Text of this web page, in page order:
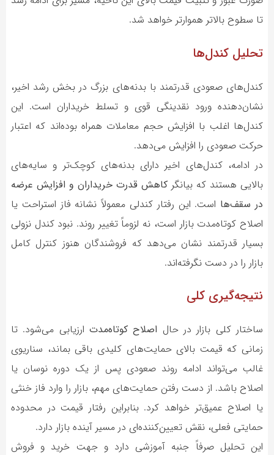
تا سطوح بالاتر هموارتر خواهد شد.
تحلیل کندل‌ها
کندل‌های صعودی قدرتمند با بدنه‌های بزرگ در بخش رشد اخیر،
نشان‌دهنده ورود نقدینگی قوی و تسلط خریداران است. این
کندل‌ها اغلب با افزایش حجم معاملات همراه بوده‌اند که اعتبار
حرکت صعودی را افزایش می‌دهد.
در ادامه، کندل‌های اخیر دارای بدنه‌های کوچک‌تر و سایه‌های
بالایی هستند که بیانگر کاهش قدرت خریداران و افزایش عرضه
در سقف‌ها است. این رفتار کندلی معمولاً نشانه فاز استراحت یا
اصلاح کوتاه‌مدت بازار است، نه لزوماً تغییر روند. نبود کندل نزولی
بسیار قدرتمند نشان می‌دهد که فروشندگان هنوز کنترل کامل
بازار را در دست نگرفته‌اند.
نتیجه‌گیری کلی
ساختار کلی بازار در حال اصلاح کوتاه‌مدت ارزیابی می‌شود. تا
زمانی که قیمت بالای حمایت‌های کلیدی باقی بماند، سناریوی
غالب می‌تواند ادامه روند صعودی پس از یک دوره نوسان یا
اصلاح باشد. از دست رفتن حمایت‌های مهم، بازار را وارد فاز خنثی
یا اصلاح عمیق‌تر خواهد کرد. بنابراین رفتار قیمت در محدوده
حمایتی فعلی، نقش تعیین‌کننده‌ای در مسیر آینده بازار دارد.
این تحلیل صرفاً جنبه آموزشی دارد و جهت خرید و فروش